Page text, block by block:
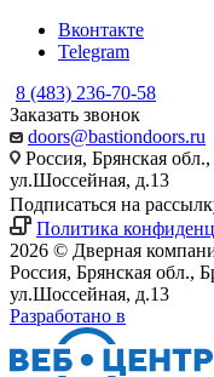
Вконтакте
Telegram
8 (483) 236-70-58
Заказать звонок
doors@bastiondoors.ru
Россия, Брянская
ул.Шоссейная, д.13
Подписаться на
Политика
2026 © Дверная
Россия, Брянская обл.,
ул.Шоссейная, д.13
Разработано в